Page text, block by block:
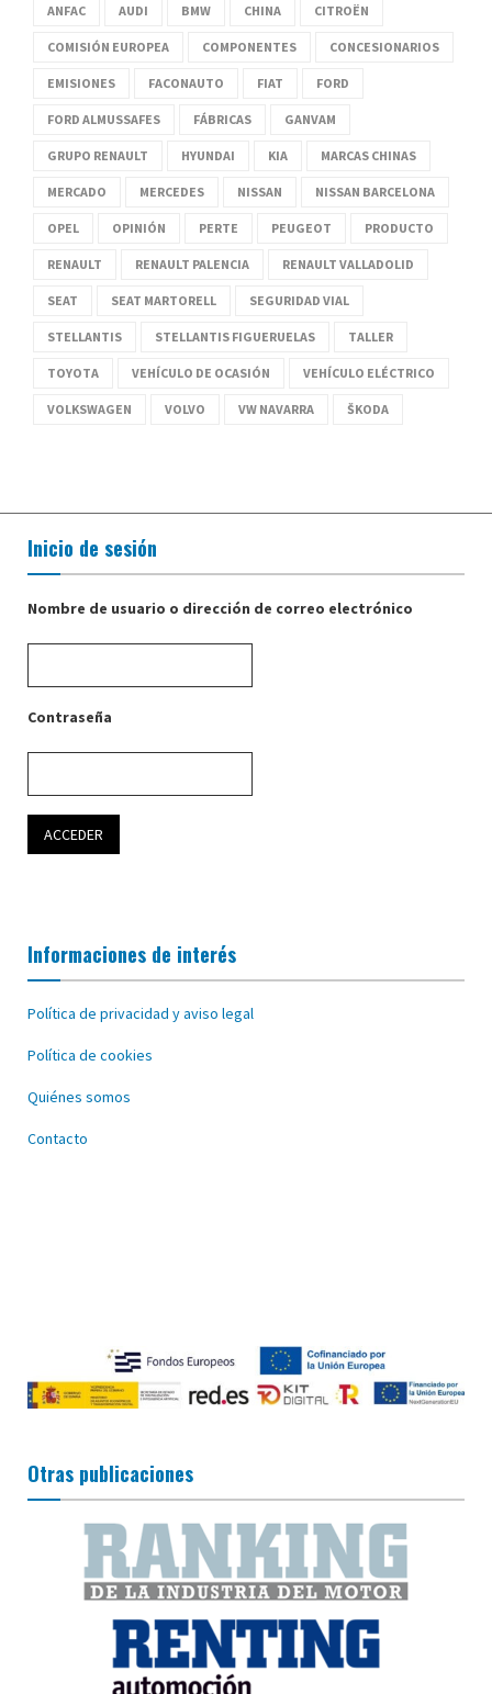
ANFAC AUDI BMW CHINA CITROËN
COMISIÓN EUROPEA COMPONENTES CONCESIONARIOS
EMISIONES FACONAUTO FIAT FORD
FORD ALMUSSAFES FÁBRICAS GANVAM
GRUPO RENAULT HYUNDAI KIA MARCAS CHINAS
MERCADO MERCEDES NISSAN NISSAN BARCELONA
OPEL OPINIÓN PERTE PEUGEOT PRODUCTO
RENAULT RENAULT PALENCIA RENAULT VALLADOLID
SEAT SEAT MARTORELL SEGURIDAD VIAL
STELLANTIS STELLANTIS FIGUERUELAS TALLER
TOYOTA VEHÍCULO DE OCASIÓN VEHÍCULO ELÉCTRICO
VOLKSWAGEN VOLVO VW NAVARRA ŠKODA
Inicio de sesión
Nombre de usuario o dirección de correo electrónico
Contraseña
Informaciones de interés
Política de privacidad y aviso legal
Política de cookies
Quiénes somos
Contacto
Otras publicaciones